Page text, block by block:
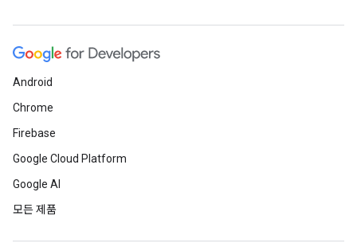
Android
Chrome
Firebase
Google Cloud Platform
Google AI
모든 제품